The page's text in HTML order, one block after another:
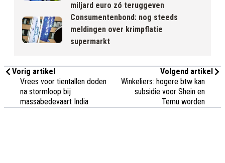
miljard euro zó teruggeven
Consumentenbond: nog steeds
meldingen over krimpflatie
supermarkt
Vorig artikel
Vrees voor tientallen doden
na stormloop bij
massabedevaart India
Volgend artikel
Winkeliers: hogere btw kan
subsidie voor Shein en
Temu worden